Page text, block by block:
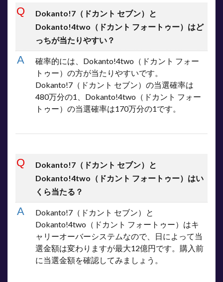
Dokanto!7（ドカント セブン）と
Dokanto!4two（ドカント フォートゥー）はど
っちが当たりやすい？
確率的には、Dokanto!4two（ドカント フォー
トゥー）の方が当たりやすいです。
Dokanto!7（ドカント セブン）の当選確率は
480万分の1、Dokanto!4two（ドカント フォー
トゥー）の当選確率は170万分の1です。
Dokanto!7（ドカント セブン）と
Dokanto!4two（ドカント フォートゥー）はい
くら当たる？
Dokanto!7（ドカント セブン）と
Dokanto!4two（ドカント フォートゥー）はキ
ャリーオーバーシステムなので、日によって当
選金額は変わりますが最大12億円です。購入前
に当選金額を確認してみましょう。